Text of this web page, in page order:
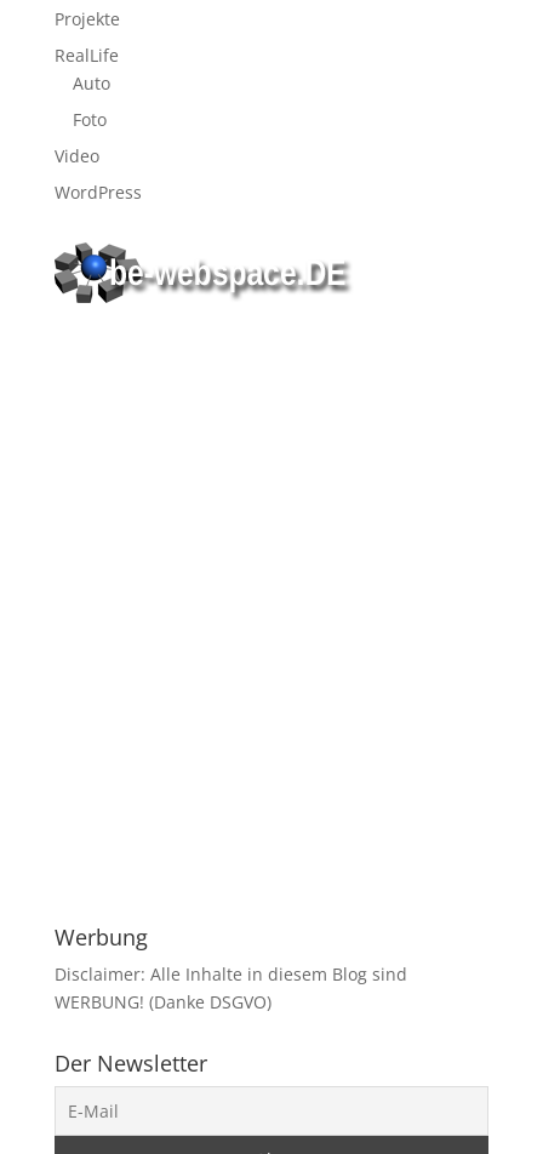
Projekte
RealLife
Auto
Foto
Video
WordPress
Werbung
Disclaimer: Alle Inhalte in diesem Blog sind
WERBUNG! (Danke DSGVO)
Der Newsletter